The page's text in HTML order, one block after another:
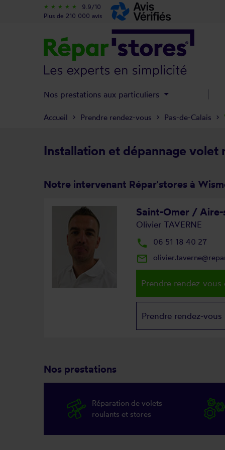
Installation et dépannage volet
Notre intervenant Répar'stores à
Saint-Omer / Aire-
Olivier TAVERNE
local_phone 06 51 18 40 27
mail_outline
Prendre rendez-vous
Prendre rendez-vous
Nos prestations
Réparation de volets
roulants et stores
Accueil Prendre rendez-vous Pas-de-Calais
star_rate star_rate star_rate star_rate star_rate
9.9/10
Plus de 210 000 avis
Nos prestations aux particuliers